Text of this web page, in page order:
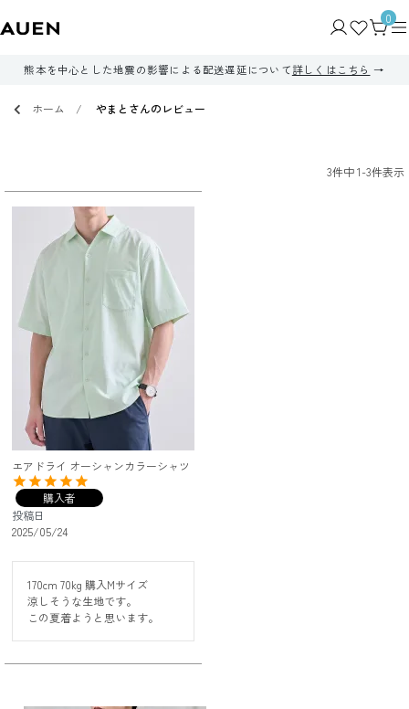
0
熊本を中心とした地震の影響による配送遅延について詳しくはこちら
ホーム やまとさんのレビュー
3件中1-3件表示
エアドライ オーシャンカラーシャツ
購入者
投稿日
2025/05/24
170cm 70kg 購入Mサイズ
涼しそうな生地です。
この夏着ようと思います。